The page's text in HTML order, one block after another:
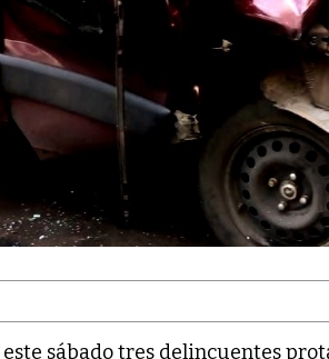
este sábado tres delincuentes